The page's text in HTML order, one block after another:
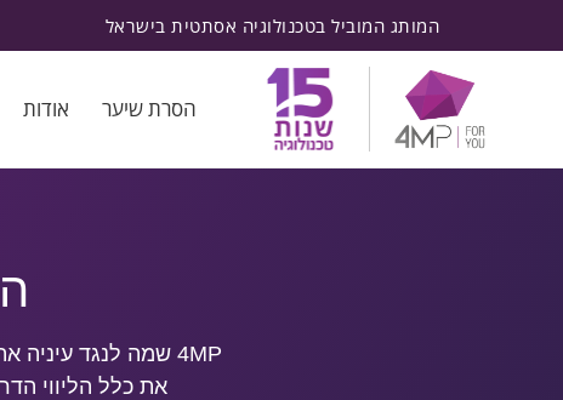
המותג המוביל בטכנולוגיה אסתטית בישראל
הסרת שיער אודות
4MPשמה לנגד עיניה
את כלל הליווי